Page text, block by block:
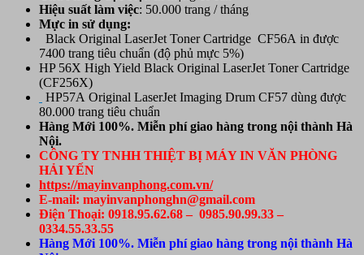
Hiệu suất làm việc: 50.000 trang / tháng
Mực in sử dụng:
Black Original LaserJet Toner Cartridge CF56A in được
7400 trang tiêu chuẩn (độ phủ mực 5%)
HP 56X High Yield Black Original LaserJet Toner Cartridge
(CF256X)
HP57A Original LaserJet Imaging Drum CF57 dùng được
80.000 trang tiêu chuẩn
Hàng Mới 100%. Miễn phí giao hàng trong nội thành Hà
Nội.
CÔNG TY TNHH THIỆT BỊ MÁY IN VĂN PHÒNG
HẢI YẾN
https://mayinvanphong.com.vn/
E-mail: mayinvanphonghn@gmail.com
Điện Thoại: 0918.95.62.68 – 0985.90.99.33 –
0334.55.33.55
Hàng Mới 100%. Miễn phí giao hàng trong nội thành Hà